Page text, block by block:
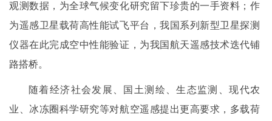
观测数据，为全球气候变化研究留下珍贵的一手资料；作
为遥感卫星载荷高性能试飞平台，我国系列新型卫星探测
仪器在此完成空中性能验证，为我国航天遥感技术迭代铺
路搭桥。
随着经济社会发展、国土测绘、生态监测、现代农
业、冰冻圈科学研究等对航空遥感提出更高要求，多载荷